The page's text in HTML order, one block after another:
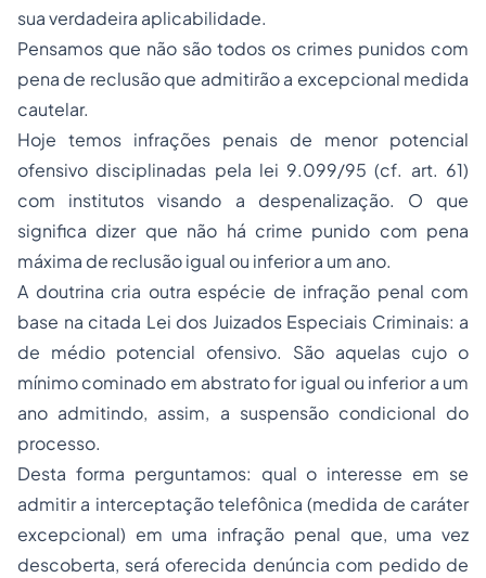
sua verdadeira aplicabilidade.
Pensamos que não são todos os crimes punidos com
pena de reclusão que admitirão a excepcional medida
cautelar.
Hoje temos infrações penais de menor potencial
ofensivo disciplinadas pela lei 9.099/95 (cf. art. 61)
com institutos visando a despenalização. O que
significa dizer que não há crime punido com pena
máxima de reclusão igual ou inferior a um ano.
A doutrina cria outra espécie de infração penal com
base na citada Lei dos Juizados Especiais Criminais: a
de médio potencial ofensivo. São aquelas cujo o
mínimo cominado em abstrato for igual ou inferior a um
ano admitindo, assim, a suspensão condicional do
processo.
Desta forma perguntamos: qual o interesse em se
admitir a interceptação telefônica (medida de caráter
excepcional) em uma infração penal que, uma vez
descoberta, será oferecida denúncia com pedido de